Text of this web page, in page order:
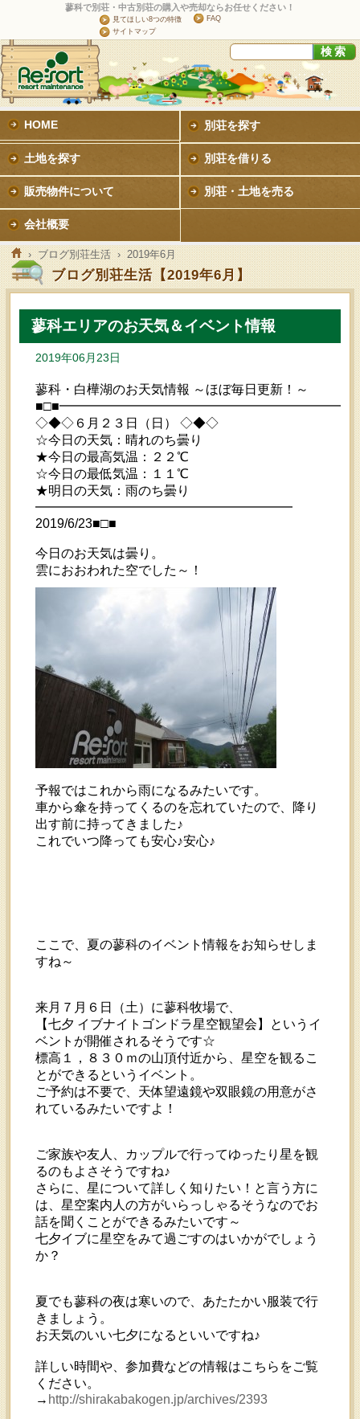
蓼科で別荘・中古別荘の購入や売却ならお任せください！
見てほしい8つの特徴
FAQ
サイトマップ
HOME 別荘を探す
土地を探す 別荘を借りる
販売物件について 別荘・土地を売る
会社概要
›ブログ別荘生活› 2019年6月
ブログ別荘生活【2019年6月】
蓼科エリアのお天気＆イベント情報
2019年06月23日
蓼科・白樺湖のお天気情報 ～ほぼ毎日更新！～
◇◆◇６月２３日（日） ◇◆◇
☆今日の天気：晴れのち曇り
★今日の最高気温：２２℃
☆今日の最低気温：１１℃
★明日の天気：雨のち曇り
━━━━━━━━━━━━━━━━━━━━
2019/6/23■□■
今日のお天気は曇り。
雲におおわれた空でした～！
予報ではこれから雨になるみたいです。
車から傘を持ってくるのを忘れていたので、降り
出す前に持ってきました♪
これでいつ降っても安心♪安心♪
ここで、夏の蓼科のイベント情報をお知らせしま
すね～
来月７月６日（土）に蓼科牧場で、
【七夕 イブナイトゴンドラ星空観望会】というイ
ベントが開催されるそうです☆
標高１，８３０ｍの山頂付近から、星空を観るこ
とができるというイベント。
ご予約は不要で、天体望遠鏡や双眼鏡の用意がさ
れているみたいですよ！
ご家族や友人、カップルで行ってゆったり星を観
るのもよさそうですね♪
さらに、星について詳しく知りたい！と言う方に
は、星空案内人の方がいらっしゃるそうなのでお
話を聞くことができるみたいです～
七夕イブに星空をみて過ごすのはいかがでしょう
か？
夏でも蓼科の夜は寒いので、あたたかい服装で行
きましょう。
お天気のいい七夕になるといいですね♪
詳しい時間や、参加費などの情報はこちらをご覧
ください。
→ http://shirakabakogen.jp/archives/2393